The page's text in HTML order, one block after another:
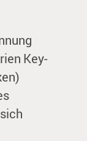
Key-